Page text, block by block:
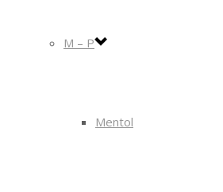
M – P
Mentol